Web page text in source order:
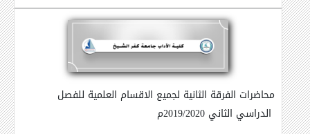
محاضرات الفرقة الثانية لجميع الاقسام العلمية للفصل
الدراسي الثاني 2019/2020م